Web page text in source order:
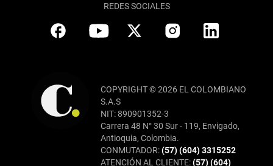
REDES SOCIALES
COPYRIGHT © 2026 EL COLOMBIANO
S.A.S
NIT: 890901352-3
Carrera 48 N° 30 Sur - 119, Envigado,
Antioquia, Colombia.
CONMUTADOR:(57) (604) 3315252
ATENCIÓN AL CLIENTE:(57) (604)